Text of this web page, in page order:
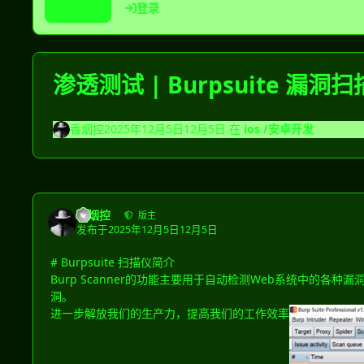
登录
渗透测试 | Burpsuite 漏洞扫
香烟控2025年12月5日12月5日 在 ios /安卓开发
香烟控 版主
发布于2025年12月5日12月5日
# Burpsuite 扫描仪简介
Burp Scanner的功能主要用于自动检测Web系统中的各种漏
洞。
进一步解放我们的生产力，提高我们的工作效率